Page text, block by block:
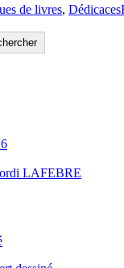
de livres, Dédicaces
LAFEBRE